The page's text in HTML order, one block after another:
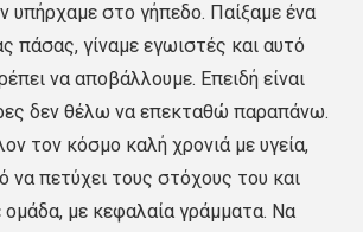
υπήρχαμε στο γήπεδο. Παίξαμε ένα
πάσας, γίναμε εγωιστές και αυτό
να αποβάλλουμε. Επειδή είναι
δεν θέλω να επεκταθώ παραπάνω.
τον κόσμο καλή χρονιά με υγεία,
να πετύχει τους στόχους του και
ομάδα, με κεφαλαία γράμματα. Να